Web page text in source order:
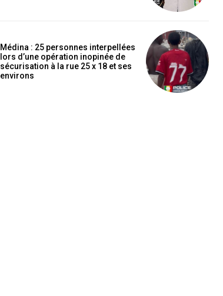
Médina : 25 personnes interpellées
lors d’une opération inopinée de
sécurisation à la rue 25 x 18 et ses
environs